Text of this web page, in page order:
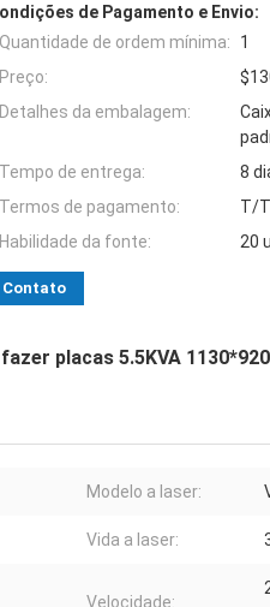
de Pagamento e Envio:
Quantidade de ordem mínima:
1
Preço:
Detalhes da embalagem:
Tempo de entrega:
8
Termos de pagamento:
T/T
Habilidade da fonte:
20
Contato
placas 5.5KVA
Modelo a laser:
Vida a laser:
Velocidade: